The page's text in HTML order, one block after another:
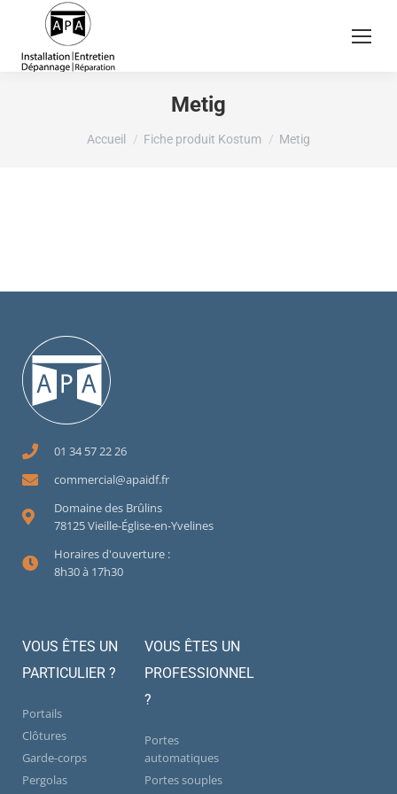
Metig
Vous êtes ici :
Accueil Fiche produit Kostum Metig
01 34 57 22 26
commercial@apaidf.fr
Domaine des Brûlins
78125 Vieille-Église-en-Yvelines
Horaires d'ouverture :
8h30 à 17h30
VOUS ÊTES UN
PARTICULIER ?
Portails
Clôtures
Garde-corps
Pergolas
VOUS ÊTES UN
PROFESSIONNEL
?
Portes
automatiques
Portes souples